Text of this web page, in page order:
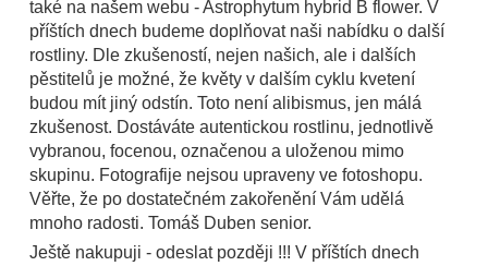
také na našem webu - Astrophytum hybrid B flower. V
příštích dnech budeme doplňovat naši nabídku o další
rostliny. Dle zkušeností, nejen našich, ale i dalších
pěstitelů je možné, že květy v dalším cyklu kvetení
budou mít jiný odstín. Toto není alibismus, jen málá
zkušenost. Dostáváte autentickou rostlinu, jednotlivě
vybranou, focenou, označenou a uloženou mimo
skupinu. Fotografije nejsou upraveny ve fotoshopu.
Věřte, že po dostatečném zakořenění Vám udělá
mnoho radosti. Tomáš Duben senior.
Ještě nakupuji - odeslat později !!! V příštích dnech